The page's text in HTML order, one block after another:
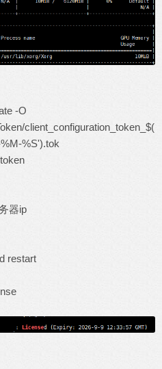
-O
client_configuration_token_$(
%S').tok
器ip
restart